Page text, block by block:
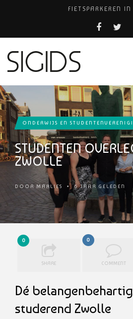
FIETSPARKEREN IN
PIZZERIA
COCKTAILS ON THE
ONDERWIJS EN
STUDENTEN
ZWOLLE
DOOR MARLIES •6 JAAR GELEDEN
0
SHARE
0
COMMENT
Dé
studerend Zwolle